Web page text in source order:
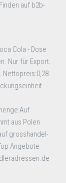
Finden auf b2b-
Cola - Dose
Nur für Export.
Nettopreis:0,28
aus Polen
grosshandel-
Angebote